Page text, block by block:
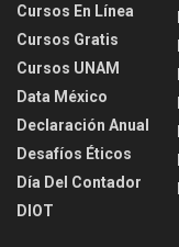
Cursos En Línea
Cursos Gratis
Cursos UNAM
Data México
Declaración Anual
Desafíos Éticos
Día Del Contador
DIOT